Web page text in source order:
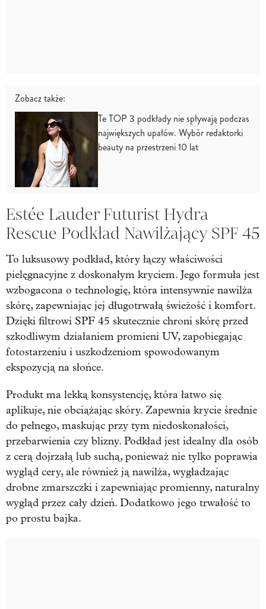
Zobacz także:
Te TOP 3 podkłady nie spływają podczas
największych upałów. Wybór redaktorki
beauty na przestrzeni 10 lat
Estée Lauder Futurist Hydra
Rescue Podkład Nawilżający SPF 45
To luksusowy podkład, który łączy właściwości
pielęgnacyjne z doskonałym kryciem. Jego formuła jest
wzbogacona o technologię, która intensywnie nawilża
skórę, zapewniając jej długotrwałą świeżość i komfort.
Dzięki filtrowi SPF 45 skutecznie chroni skórę przed
szkodliwym działaniem promieni UV, zapobiegając
fotostarzeniu i uszkodzeniom spowodowanym
ekspozycją na słońce.
Produkt ma lekką konsystencję, która łatwo się
aplikuje, nie obciążając skóry. Zapewnia krycie średnie
do pełnego, maskując przy tym niedoskonałości,
przebarwienia czy blizny. Podkład jest idealny dla osób
z cerą dojrzałą lub suchą, ponieważ nie tylko poprawia
wygląd cery, ale również ją nawilża, wygładzając
drobne zmarszczki i zapewniając promienny, naturalny
wygląd przez cały dzień. Dodatkowo jego trwałość to
po prostu bajka.